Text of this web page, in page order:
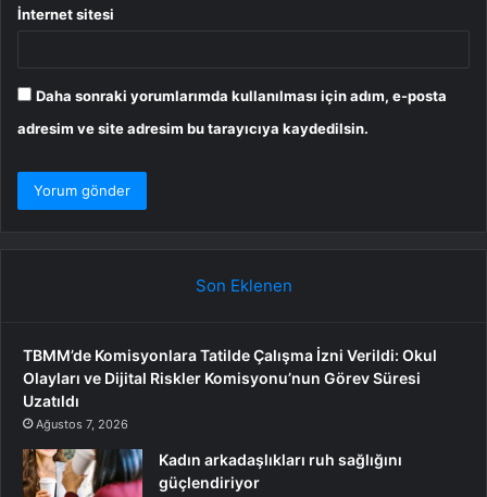
İnternet sitesi
Daha sonraki yorumlarımda kullanılması için adım, e-posta
adresim ve site adresim bu tarayıcıya kaydedilsin.
Son Eklenen
TBMM’de Komisyonlara Tatilde Çalışma İzni Verildi: Okul
Olayları ve Dijital Riskler Komisyonu’nun Görev Süresi
Uzatıldı
Ağustos 7, 2026
Kadın arkadaşlıkları ruh sağlığını
güçlendiriyor